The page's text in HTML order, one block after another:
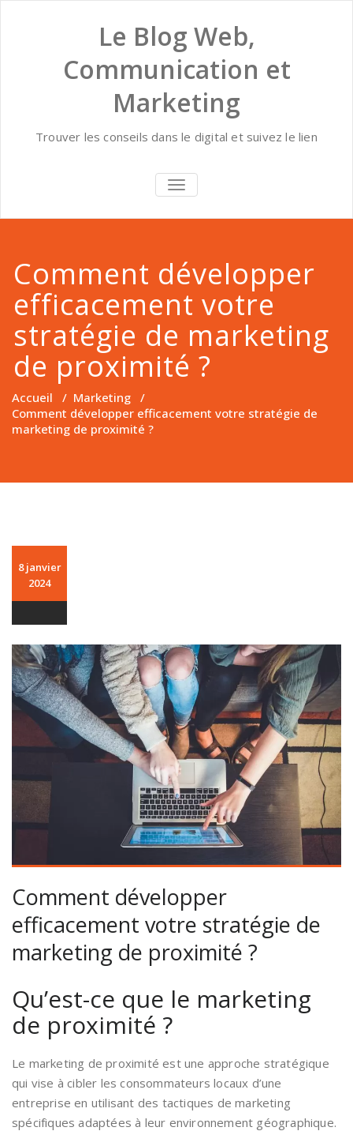
Le Blog Web,
Communication et
Marketing
Trouver les conseils dans le digital et suivez le lien
AFFICHER/MASQUER
LA
Comment développer
efficacement votre
stratégie de marketing
de proximité ?
Accueil / Marketing /
Comment développer efficacement votre stratégie de
marketing de proximité ?
8 janvier
2024
Comment développer
efficacement votre stratégie de
marketing de proximité ?
Qu’est-ce que le marketing
de proximité ?
Le marketing de proximité est une approche stratégique
qui vise à cibler les consommateurs locaux d’une
entreprise en utilisant des tactiques de marketing
spécifiques adaptées à leur environnement géographique.